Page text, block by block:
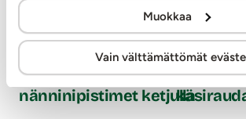
Muokkaa
Vain välttämättömät
Rimba
Bondage Play - Metalliset
nänninipistimet ketjulla